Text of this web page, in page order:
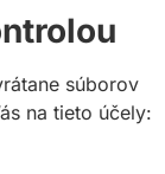
súborov
na tieto účely: